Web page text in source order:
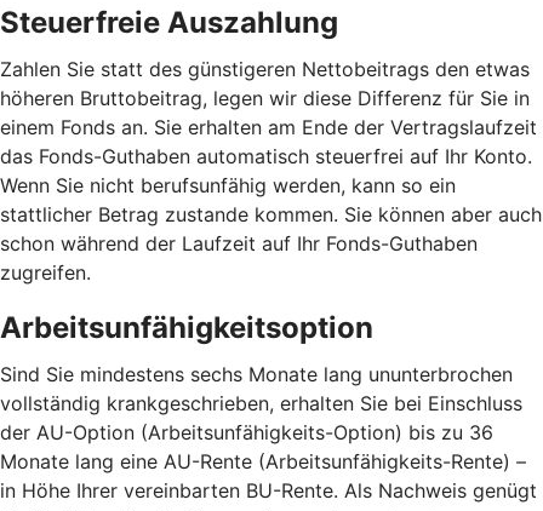
Steuerfreie Auszahlung
Zahlen Sie statt des günstigeren Nettobeitrags den etwas
höheren Bruttobeitrag, legen wir diese Differenz für Sie in
einem Fonds an. Sie erhalten am Ende der Vertragslaufzeit
das Fonds-Guthaben automatisch steuerfrei auf Ihr Konto.
Wenn Sie nicht berufsunfähig werden, kann so ein
stattlicher Betrag zustande kommen. Sie können aber auch
schon während der Laufzeit auf Ihr Fonds-Guthaben
zugreifen.
Arbeitsunfähigkeitsoption
Sind Sie mindestens sechs Monate lang ununterbrochen
vollständig krankgeschrieben, erhalten Sie bei Einschluss
der AU-Option (Arbeitsunfähigkeits-Option) bis zu 36
Monate lang eine AU-Rente (Arbeitsunfähigkeits-Rente) –
in Höhe Ihrer vereinbarten BU-Rente. Als Nachweis genügt